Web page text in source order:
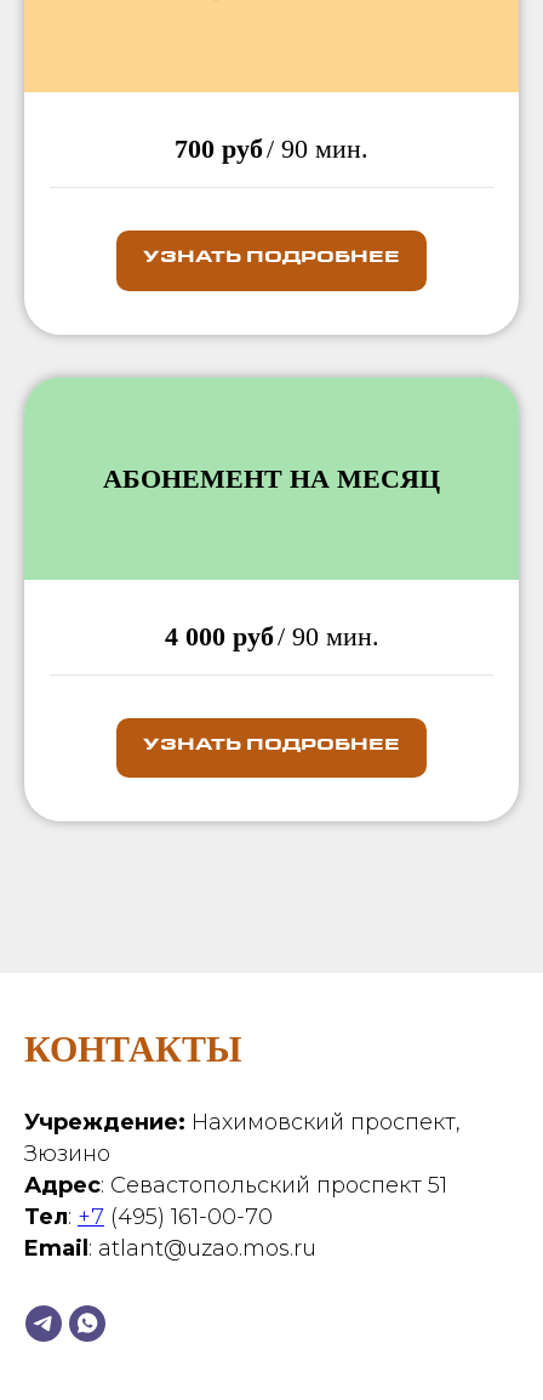
700 руб/ 90 мин.
УЗНАТЬ ПОДРОБНЕЕ
АБОНЕМЕНТ НА МЕСЯЦ
4 000 руб/ 90 мин.
УЗНАТЬ ПОДРОБНЕЕ
КОНТАКТЫ
Учреждение: Нахимовский проспект,
Зюзино
Адрес: Севастопольский проспект 51
Тел: +7 (495) 161-00-70
Email: atlant@uzao.mos.ru